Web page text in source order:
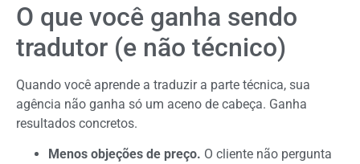
O que você ganha sendo
tradutor (e não técnico)
Quando você aprende a traduzir a parte técnica, sua
agência não ganha só um aceno de cabeça. Ganha
resultados concretos.
Menos objeções de preço. O cliente não pergunta